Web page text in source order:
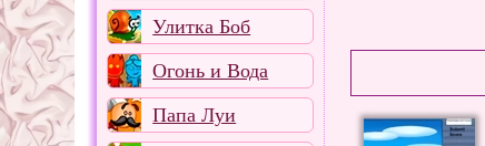
Улитка Боб
Огонь и Вода
Папа Луи